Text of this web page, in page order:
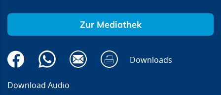
Zur Mediathek
Downloads
Download Audio